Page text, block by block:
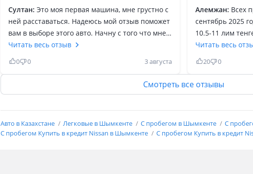
Султан: Это моя первая машина, мне грустно с
ней расставаться. Надеюсь мой отзыв поможет
вам в выборе этого авто. Начну с того что мне
было 21 когда я впервые сел за руль этого авто,
машина показала себя во всей красе. Разгон,
вид, комфорт, всё это про нее. Стоимость
обслуживания небольшая относительно других
подводила, расход по трассе 8.3, по городу 10-
11, в зависимости от манеры езды. Также хочу
Читать весь отзыв
0 0 3 августа
Алемжан: Всех
сентябрь 2025
10.5-11 лим
полный привод,
100.000 км,
теплых опций и
содержание. За
Rav 4 2016-2017
Читать весь
20 0
Смотреть все отзывы
Авто в Казахстане Легковые в Шымкенте С пробегом в Шымкенте
С
С пробегом Купить в кредит Nissan в Шымкенте
С пробегом Купить в кредит